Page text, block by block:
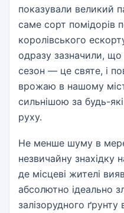
показували великий
саме сорт помідорів
королівського
одразу зазначили,
сезон — це святе, і
врожаю в нашому
сильнішою за будь-
руху.
Не менше шуму в
незвичайну знахідку
де місцеві жителі
абсолютно ідеально
залізорудного ґрунту